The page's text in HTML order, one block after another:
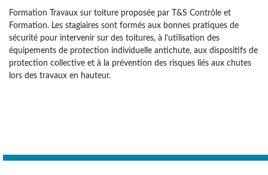
Formation Travaux sur toiture proposée par T&S Contrôle et
Formation. Les stagiaires sont formés aux bonnes pratiques de
sécurité pour intervenir sur des toitures, à l’utilisation des
équipements de protection individuelle antichute, aux dispositifs de
protection collective et à la prévention des risques liés aux chutes
lors des travaux en hauteur.